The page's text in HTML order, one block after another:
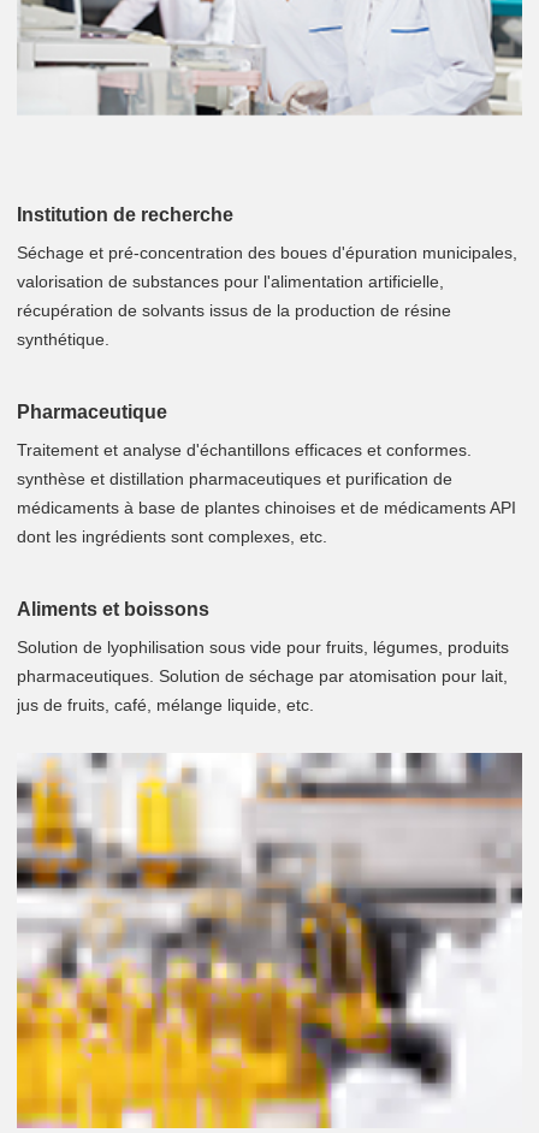
Institution de recherche
Séchage et pré-concentration des boues d'épuration municipales,
valorisation de substances pour l'alimentation artificielle,
récupération de solvants issus de la production de résine
synthétique.
Pharmaceutique
Traitement et analyse d'échantillons efficaces et conformes.
synthèse et distillation pharmaceutiques et purification de
médicaments à base de plantes chinoises et de médicaments API
dont les ingrédients sont complexes, etc.
Aliments et boissons
Solution de lyophilisation sous vide pour fruits, légumes, produits
pharmaceutiques. Solution de séchage par atomisation pour lait,
jus de fruits, café, mélange liquide, etc.